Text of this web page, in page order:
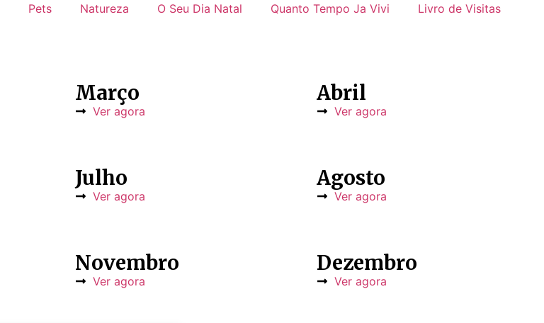
Pets Natureza O Seu Dia Natal Quanto Tempo Ja Vivi Livro de Visitas
Março
Ver agora
Abril
Ver agora
Julho
Ver agora
Agosto
Ver agora
Novembro
Ver agora
Dezembro
Ver agora